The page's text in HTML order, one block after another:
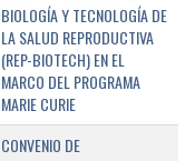
BIOLOGÍA Y TECNOLOGÍA DE
LA SALUD REPRODUCTIVA
(REP-BIOTECH) EN EL
MARCO DEL PROGRAMA
MARIE CURIE
CONVENIO DE